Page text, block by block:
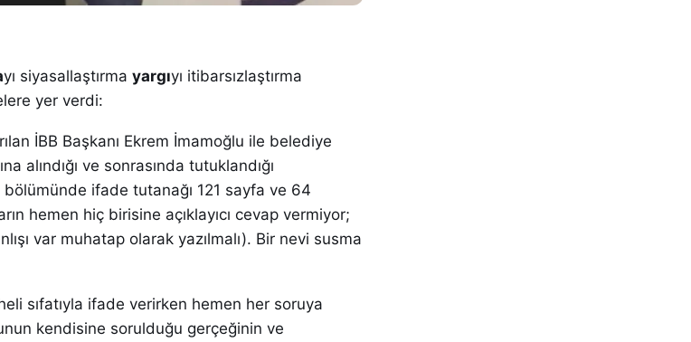
yı siyasallaştırma yargıyı itibarsızlaştırma
yer verdi:
İBB Başkanı Ekrem İmamoğlu ile belediye
alındığı ve sonrasında tutuklandığı
bölümünde ifade tutanağı 121 sayfa ve 64
hemen hiç birisine açıklayıcı cevap vermiyor;
var muhatap olarak yazılmalı). Bir nevi susma
sıfatıyla ifade verirken hemen her soruya
kendisine sorulduğu gerçeğinin ve